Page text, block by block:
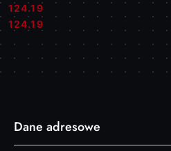
Cena:
124.19
Cena:
124.19
Dane adresowe